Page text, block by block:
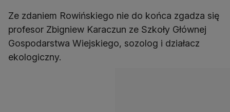
Ze zdaniem Rowińskiego nie do końca zgadza się
profesor Zbigniew Karaczun ze Szkoły Głównej
Gospodarstwa Wiejskiego, sozolog i działacz
ekologiczny.